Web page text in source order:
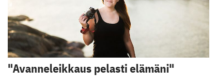
"Avanneleikkaus pelasti elämäni"